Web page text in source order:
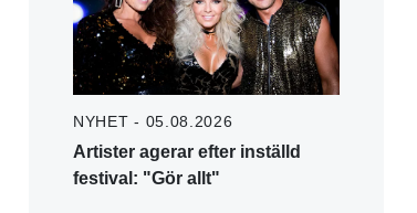
NYHET - 05.08.2026
Artister agerar efter inställd
festival: "Gör allt"